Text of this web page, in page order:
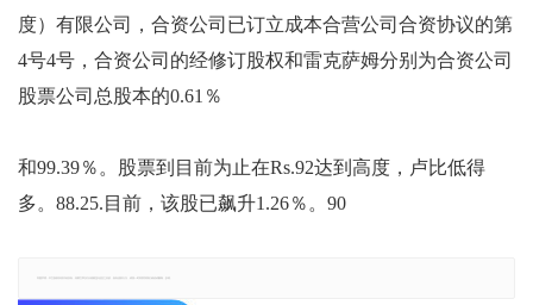
度）有限公司，合资公司已订立成本合营公司合资协议的第
4号4号，合资公司的经修订股权和雷克萨姆分别为合资公司
股票公司总股本的0.61％
和99.39％。股票到目前为止在Rs.92达到高度，卢比低得
多。88.25.目前，该股已飙升1.26％。90